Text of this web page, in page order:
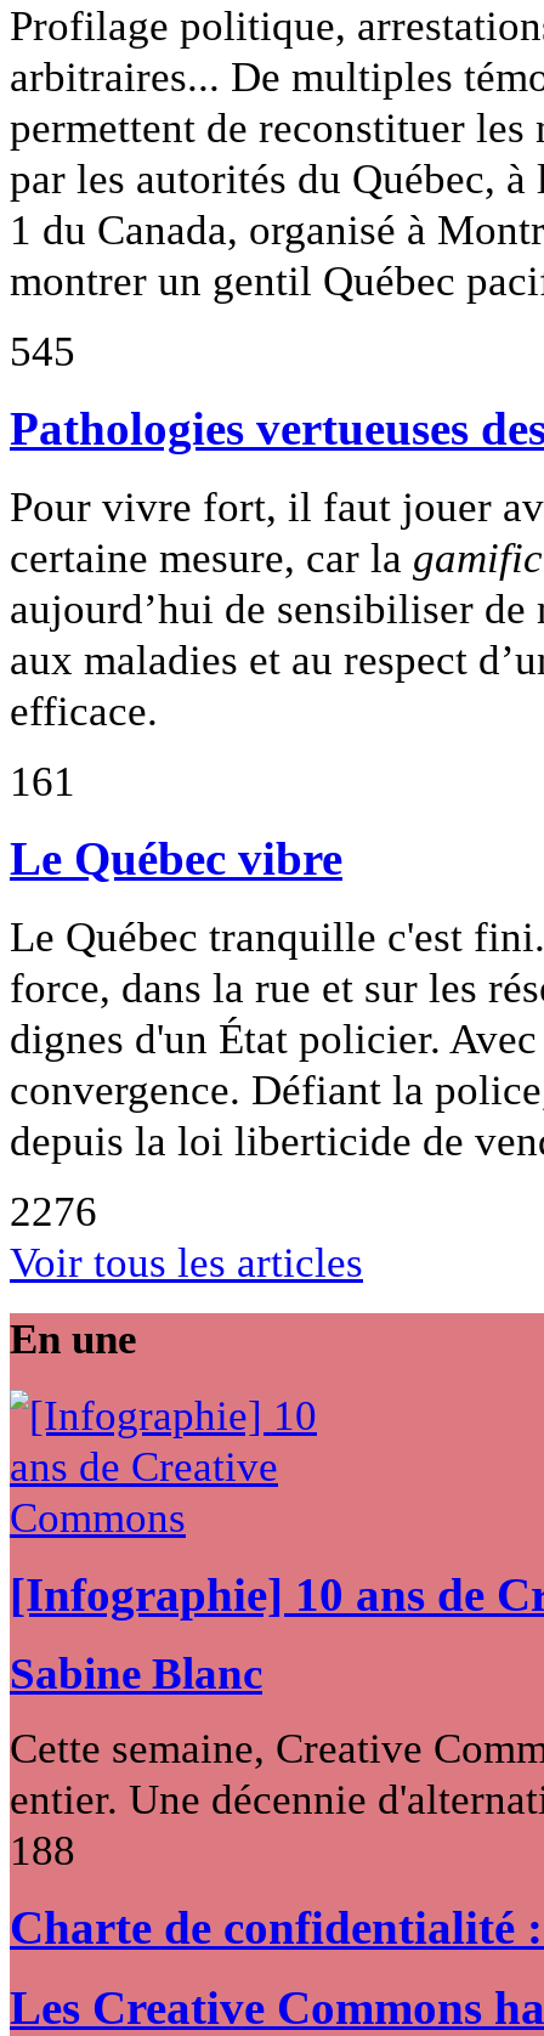
Profilage politique,
arbitraires... De multiples
permettent de reconstituer les
par les autorités du Québec,
1 du Canada, organisé à
montrer un gentil Québec
545
Pathologies vertueuses
Pour vivre fort, il faut jouer
certaine mesure, car la
aujourd’hui de sensibiliser
aux maladies et au respect
efficace.
161
Le Québec vibre
Le Québec tranquille c'est
force, dans la rue et sur les
dignes d'un État policier.
convergence. Défiant la
depuis la loi liberticide de
2276
Voir tous les articles
En une
[Infographie] 10 ans de
Sabine Blanc
Cette semaine, Creative
entier. Une décennie
188
Charte de confidentialité
Les Creative Commons